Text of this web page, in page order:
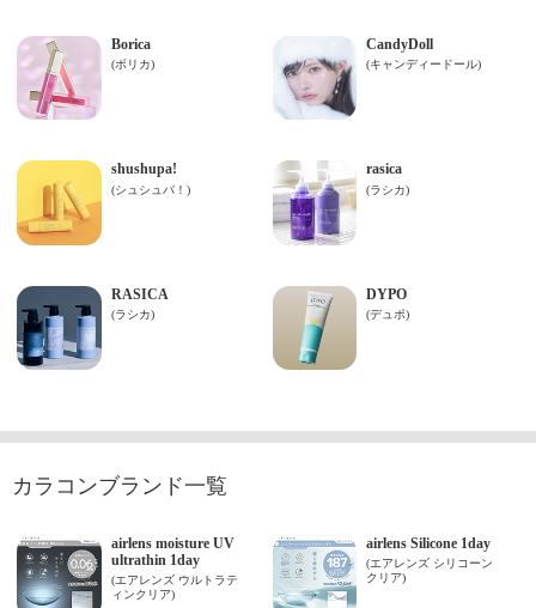
カラコンブランド一覧